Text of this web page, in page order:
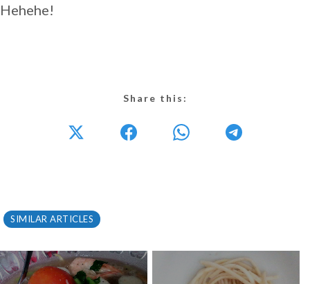
Hehehe!
Share this:
SIMILAR ARTICLES